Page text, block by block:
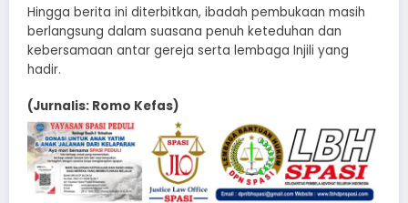
Hingga berita ini diterbitkan, ibadah pembukaan masih
berlangsung dalam suasana penuh keteduhan dan
kebersamaan antar gereja serta lembaga Injili yang
hadir.
(Jurnalis: Romo Kefas)